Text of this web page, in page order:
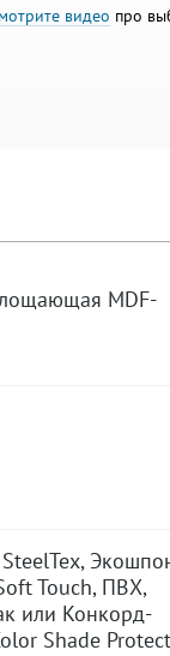
видео про
MDF-
Touch, ПВХ,
или Конкорд-
Shade Protect